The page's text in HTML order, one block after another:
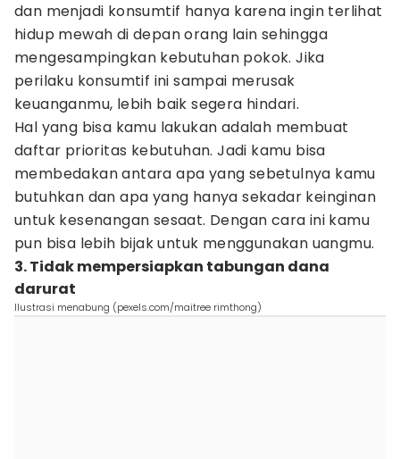
dan menjadi konsumtif hanya karena ingin terlihat
hidup mewah di depan orang lain sehingga
mengesampingkan kebutuhan pokok. Jika
perilaku konsumtif ini sampai merusak
keuanganmu, lebih baik segera hindari.
Hal yang bisa kamu lakukan adalah membuat
daftar prioritas kebutuhan. Jadi kamu bisa
membedakan antara apa yang sebetulnya kamu
butuhkan dan apa yang hanya sekadar keinginan
untuk kesenangan sesaat. Dengan cara ini kamu
pun bisa lebih bijak untuk menggunakan uangmu.
3. Tidak mempersiapkan tabungan dana
darurat
Ilustrasi menabung (pexels.com/maitree rimthong)